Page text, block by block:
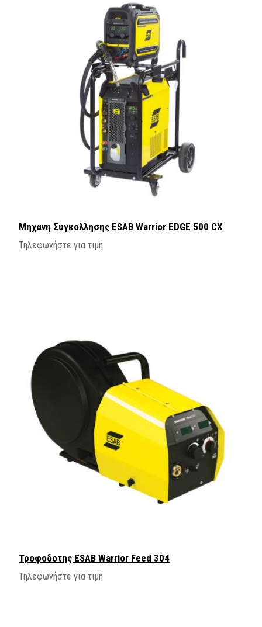
Μηχανη Συγκολλησης ESAB Warrior EDGE 500 CX
Τηλεφωνήστε για τιμή
Τροφοδοτης ESAB Warrior Feed 304
Τηλεφωνήστε για τιμή